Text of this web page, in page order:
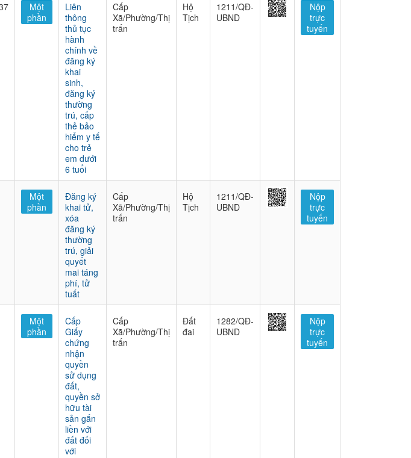
Một
phần
Liên
thông
thủ tục
hành
chính về
đăng ký
khai
sinh,
đăng ký
thường
trú, cấp
thẻ bảo
hiểm y tế
cho trẻ
em dưới
6 tuổi
Cấp
Xã/Phường/Thị
trấn
Hộ
Tịch
1211/QĐ-
UBND
Nộp
trực
tuyến
Một
phần
Đăng ký
khai tử,
xóa
đăng ký
thường
trú, giải
quyết
mai táng
phí, tử
tuất
Cấp
Xã/Phường/Thị
trấn
Hộ
Tịch
1211/QĐ-
UBND
Nộp
trực
tuyến
Một
phần
Cấp
Giấy
chứng
nhận
quyền
sử dụng
đất,
quyền sở
hữu tài
sản gắn
liền với
đất đối
với
Cấp
Xã/Phường/Thị
trấn
Đất
đai
1282/QĐ-
UBND
Nộp
trực
tuyến